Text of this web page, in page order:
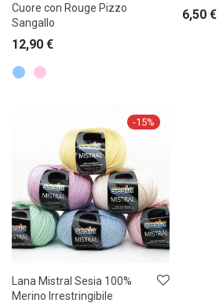
Cuore con Rouge Pizzo
Sangallo
12,90 €
6,50 €
-15%
Lana Mistral Sesia 100%
Merino Irrestringibile